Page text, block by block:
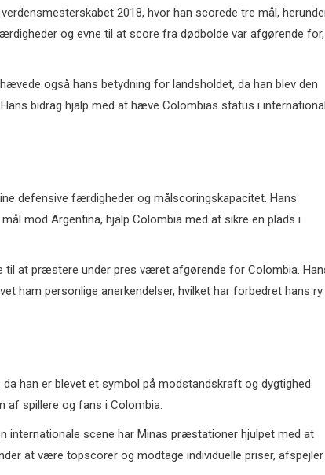
2018, hvor han scorede tre mål,
og evne til at score fra dødbolde var afgørende
også hans betydning for landsholdet, da han blev den
bidrag hjalp med at hæve Colombias status i
defensive færdigheder og målscoringskapacitet. Hans
mod Argentina, hjalp Colombia med at sikre en plads i
til at præstere under pres været afgørende for Colombia.
ham personlige anerkendelser, hvilket har forbedret hans ry
han er blevet et symbol på modstandskraft og dygtighed.
af spillere og fans i Colombia.
internationale scene har Minas præstationer hjulpet med at
at være topscorer og modtage individuelle priser, afspejler